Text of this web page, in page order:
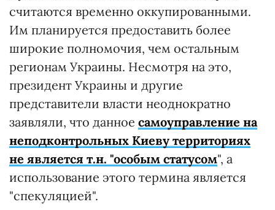
считаются временно оккупированными.
Им планируется предоставить более
широкие полномочия, чем остальным
регионам Украины. Несмотря на это,
президент Украины и другие
представители власти неоднократно
заявляли, что данное самоуправление на
неподконтрольных Киеву территориях
не является т.н. "особым статусом", а
использование этого термина является
"спекуляцией".